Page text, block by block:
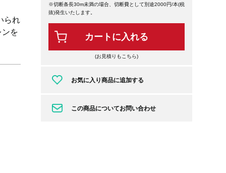
られ
を
※切断条長30m未満の場合、切断費として別途2000円/本(税
抜)発生いたします。
カートに入れる
(お見積りもこちら)
お気に入り商品に追加する
この商品についてお問い合わせ